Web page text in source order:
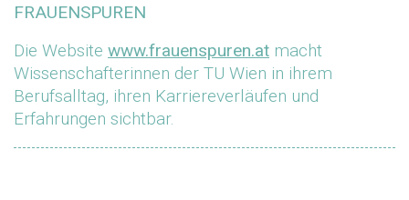
FRAUENSPUREN
Die Website www.frauenspuren.at macht
Wissenschafterinnen der TU Wien in ihrem
Berufsalltag, ihren Karriereverläufen und
Erfahrungen sichtbar.